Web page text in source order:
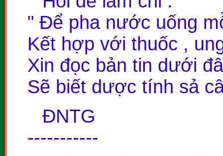
" Để pha nước uống
Kết hợp với thuốc ,
Xin đọc bản tin dưới
Sẽ biết dược tính sả
ĐNTG
-----------